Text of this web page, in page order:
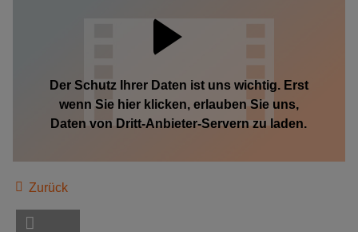
Der Schutz Ihrer Daten ist uns wichtig. Erst
wenn Sie hier klicken, erlauben Sie uns,
Daten von Dritt-Anbieter-Servern zu laden.
Zurück